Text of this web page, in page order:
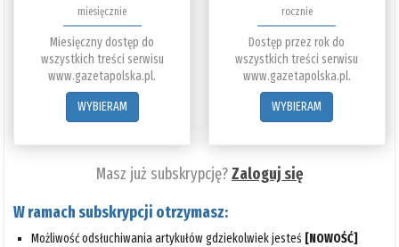
miesięcznie
Miesięczny dostęp do
wszystkich treści serwisu
www.gazetapolska.pl.
WYBIERAM
rocznie
Dostęp przez rok do
wszystkich treści serwisu
www.gazetapolska.pl.
WYBIERAM
Masz już subskrypcję?Zaloguj się
W ramach subskrypcji otrzymasz:
Możliwość odsłuchiwania artykułów gdziekolwiek jesteś [NOWOŚĆ]